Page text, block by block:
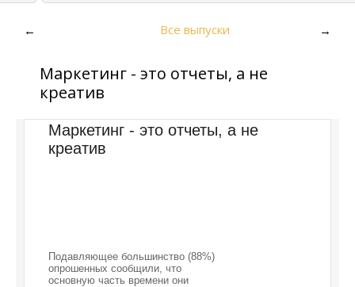
← Все выпуски →
Маркетинг - это отчеты, а не
креатив
Маркетинг - это отчеты, а не
креатив
Подавляющее большинство (88%)
опрошенных сообщили, что
основную часть времени они